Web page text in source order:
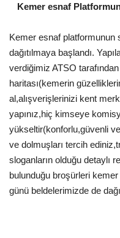
Köşe Yazarları
Galeri
Kemer esnaf
Kemer esnaf platformunun
dağıtılmaya başlandı.
verdiğimiz ATSO
haritası(kemerin
al,alışverişlerinizi kent
yapınız,hiç kimseye
yükseltir(konforlu,güvenli
ve dolmuşları tercih
sloganların olduğu detaylı
bulunduğu broşürleri
günü beldelerimizde de